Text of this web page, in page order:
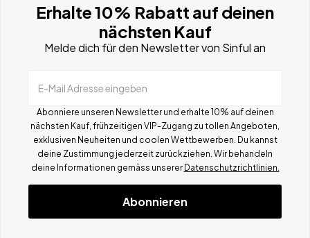
Erhalte 10% Rabatt auf deinen
nächsten Kauf
Melde dich für den Newsletter von Sinful an
E-Mail Adresse eingeben
Abonniere unseren Newsletter und erhalte 10% auf deinen
nächsten Kauf, frühzeitigen VIP-Zugang zu tollen Angeboten,
exklusiven Neuheiten und coolen Wettbewerben. Du kannst
deine Zustimmung jederzeit zurückziehen. Wir behandeln
deine Informationen gemäss unserer Datenschutzrichtlinien.
Abonnieren